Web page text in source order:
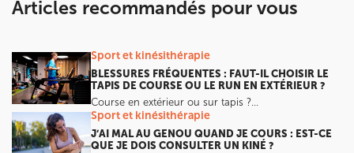
Articles recommandés pour vous
Sport et kinésithérapie
BLESSURES FRÉQUENTES : FAUT-IL CHOISIR LE
TAPIS DE COURSE OU LE RUN EN EXTÉRIEUR ?
Course en extérieur ou sur tapis ?…
Sport et kinésithérapie
J’AI MAL AU GENOU QUAND JE COURS : EST-CE
QUE JE DOIS CONSULTER UN KINÉ ?